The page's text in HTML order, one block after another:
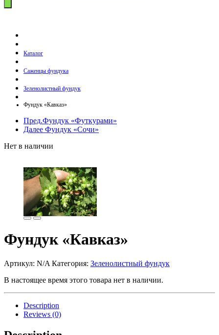
Каталог
Саженцы фундука
Зеленолистный фундук
Фундук «Кавказ»
Пред.Фундук «Футкурами»
Далее Фундук «Сочи»
Нет в наличии
Фундук «Кавказ»
Артикул: N/A Категория: Зеленолистный фундук
В настоящее время этого товара нет в наличии.
Description
Reviews (0)